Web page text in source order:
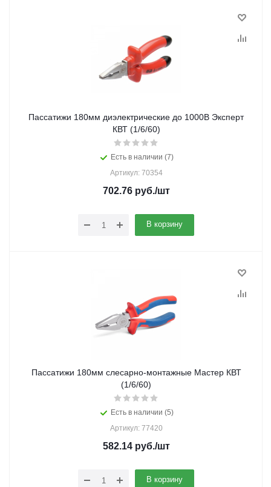
Пассатижи 180мм диэлектрические до 1000В Эксперт
КВТ (1/6/60)
Есть в наличии (7)
Артикул: 70354
702.76руб./шт
В корзину
Пассатижи 180мм слесарно-монтажные Мастер КВТ
(1/6/60)
Есть в наличии (5)
Артикул: 77420
582.14руб./шт
В корзину